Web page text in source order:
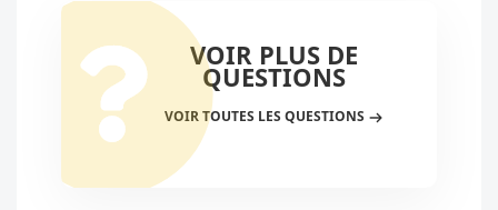
VOIR PLUS DE
QUESTIONS
VOIR TOUTES LES QUESTIONS